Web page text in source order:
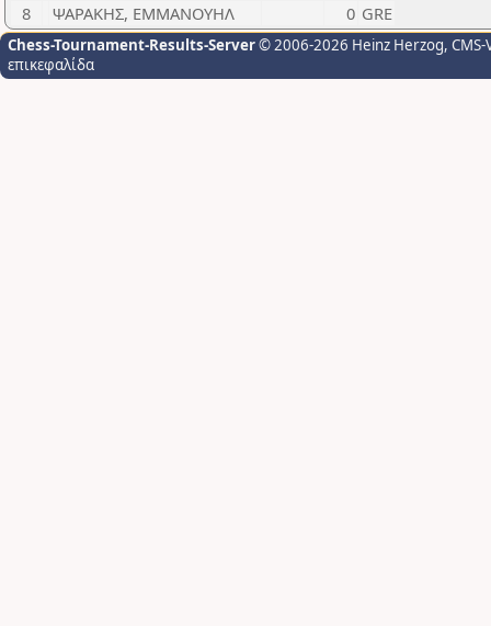
8
ΨΑΡΑΚΗΣ, ΕΜΜΑΝΟΥΗΛ 0 GRE
Chess-Tournament-Results-Server© 2006-2026 Heinz Herzog,
επικεφαλίδα